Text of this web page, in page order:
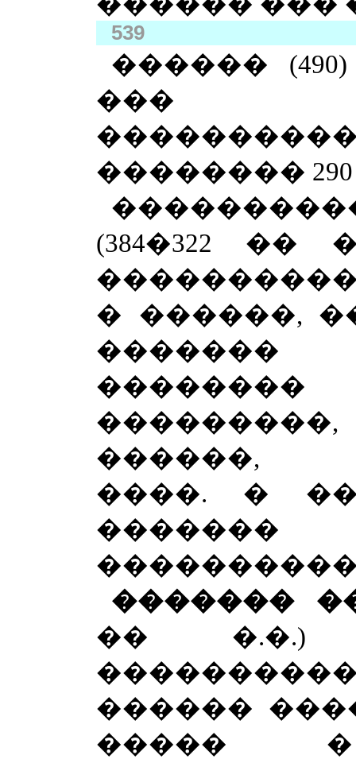
539
������
���
�������� 290
(384�322
� ������,
������,
����. �
����������
�������
�� �.�.)
������
�����